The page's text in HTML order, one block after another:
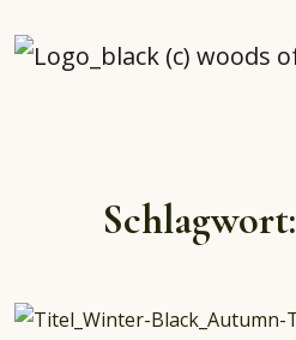
woodsofvoices.de
Schlagwort: